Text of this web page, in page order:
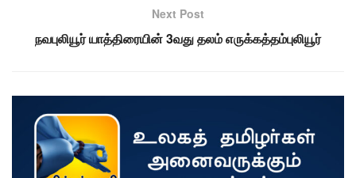
Next Post
நவபுலியூர் யாத்திரையின் 3வது தலம் எருக்கத்தம்புலியூர்